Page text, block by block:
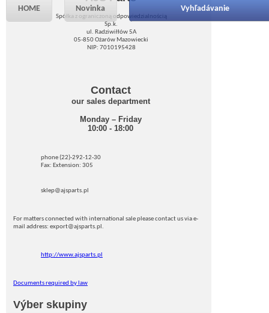
HOME Novinka Vyhľadávanie
Spółka z ograniczoną odpowiedzialnością
Sp.k.
ul. Radziwiłłów 5A
05-850 Ożarów Mazowiecki
NIP: 7010195428
Contact
our sales department
Monday – Friday
10:00 - 18:00
phone (22)-292-12-30
Fax: Extension: 305
sklep@ajsparts.pl
For matters connected with international sale please contact us via e-
mail address: export@ajsparts.pl.
http://www.ajsparts.pl
Documents required by law
Výber skupiny